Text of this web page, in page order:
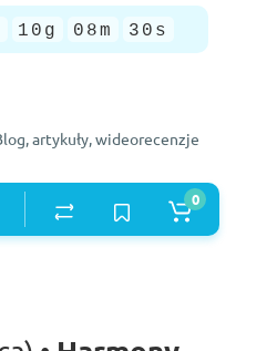
10g 08m 29s
artykuły, wideorecenzje
0